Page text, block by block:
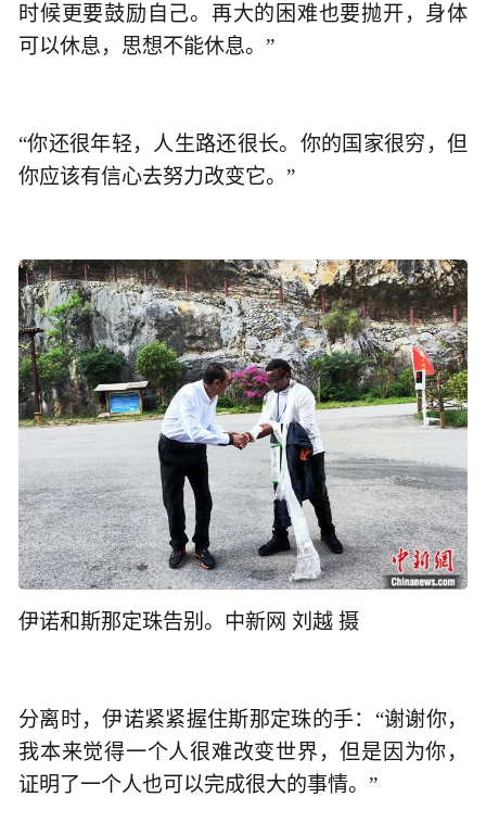
时候更要鼓励自己。再大的困难也要抛开，身体
可以休息，思想不能休息。”
“你还很年轻，人生路还很长。你的国家很穷，但
你应该有信心去努力改变它。”
伊诺和斯那定珠告别。中新网 刘越 摄
分离时，伊诺紧紧握住斯那定珠的手：“谢谢你，
我本来觉得一个人很难改变世界，但是因为你，
证明了一个人也可以完成很大的事情。”